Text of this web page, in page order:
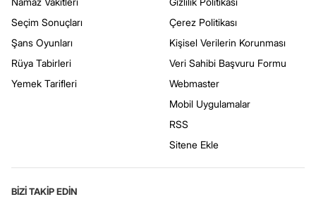
Seçim Sonuçları
Şans Oyunları
Rüya Tabirleri
Yemek Tarifleri
Çerez Politikası
Kişisel Verilerin Korunması
Veri Sahibi Başvuru Formu
Webmaster
Mobil Uygulamalar
RSS
Sitene Ekle
BİZİ TAKİP EDİN